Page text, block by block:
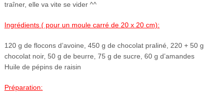
traîner, elle va vite se vider ^^
Ingrédients ( pour un moule carré de 20 x 20 cm):
120 g de flocons d’avoine, 450 g de chocolat praliné, 220 + 50 g
chocolat noir, 50 g de beurre, 75 g de sucre, 60 g d’amandes
Huile de pépins de raisin
Préparation: